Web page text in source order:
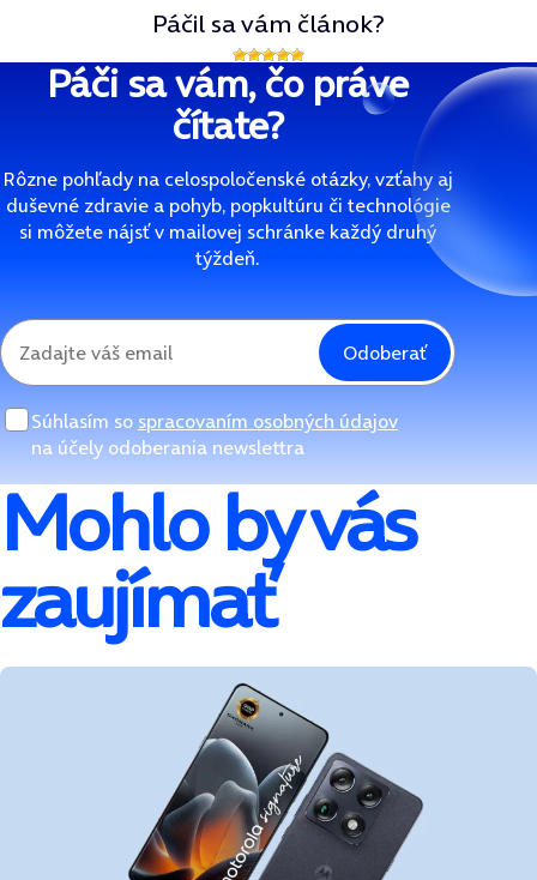
Páčil sa vám článok?
Páči sa vám, čo práve
čítate?
Rôzne pohľady na celospoločenské otázky, vzťahy aj
duševné zdravie a pohyb, popkultúru či technológie
si môžete nájsť v mailovej schránke každý druhý
týždeň.
Odoberať
Súhlasím so spracovaním osobných údajov
na účely odoberania newslettra
Mohlo by vás
zaujímať